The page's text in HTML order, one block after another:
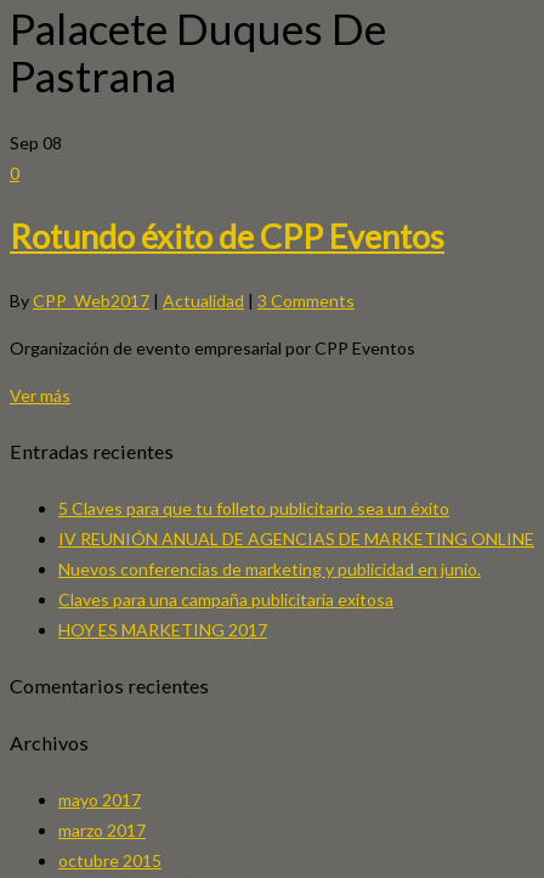
Palacete Duques De
Pastrana
Sep 08
0
Rotundo éxito de CPP Eventos
ByCPP_Web2017 | Actualidad | 3 Comments
Organización de evento empresarial por CPP Eventos
Ver más
Entradas recientes
5 Claves para que tu folleto publicitario sea un éxito
IV REUNIÓN ANUAL DE AGENCIAS DE MARKETING ONLINE
Nuevos conferencias de marketing y publicidad en junio.
Claves para una campaña publicitaria exitosa
HOY ES MARKETING 2017
Comentarios recientes
Archivos
mayo 2017
marzo 2017
octubre 2015